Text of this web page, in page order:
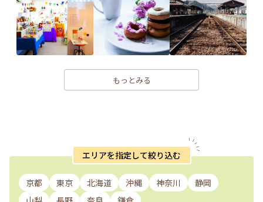
もっとみる
エリアを指定して絞り込む
京都 東京 北海道 沖縄 神奈川
静岡